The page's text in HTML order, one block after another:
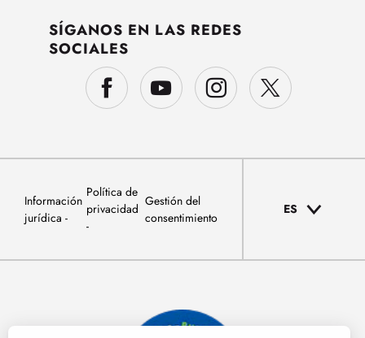
SÍGANOS EN LAS REDES
SOCIALES
Información
jurídica
Política de
privacidad
Gestión del
consentimiento
ES